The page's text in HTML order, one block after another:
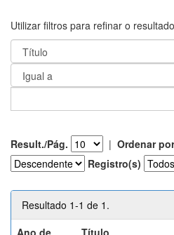
Utilizar filtros para refinar o
Result./Pág. | Ordenar por
Registro(s)
Resultado 1-1 de 1.
Ano de
Título